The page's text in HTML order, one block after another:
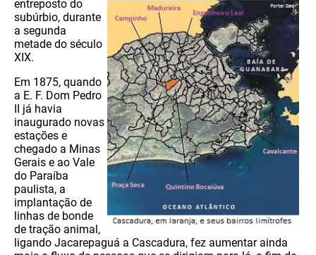
entreposto do
subúrbio, durante
a segunda
metade do século
XIX.
Em 1875, quando
a E. F. Dom Pedro
II já havia
inaugurado novas
estações e
chegado a Minas
Gerais e ao Vale
do Paraíba
paulista, a
implantação de
linhas de bonde
de tração animal,
ligando Jacarepaguá a Cascadura, fez aumentar ainda